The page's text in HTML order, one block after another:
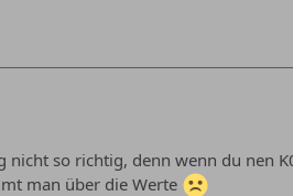
so richtig, denn wenn du nen
man über die Werte